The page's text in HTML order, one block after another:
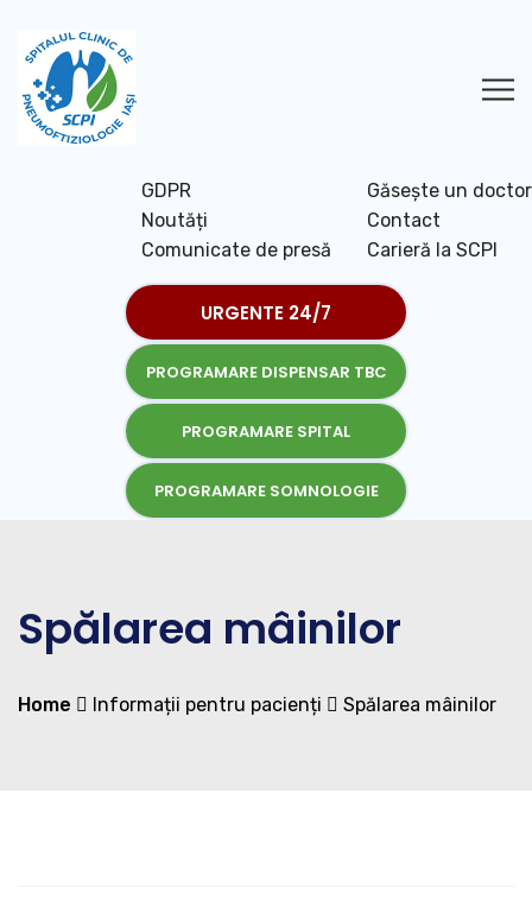
GDPR
Noutăți
Comunicate de presă
Găsește un doctor
Contact
Carieră la SCPI
URGENTE 24/7
PROGRAMARE DISPENSAR TBC
PROGRAMARE SPITAL
PROGRAMARE SOMNOLOGIE
Spălarea mâinilor
Home Informații pentru pacienți Spălarea mâinilor